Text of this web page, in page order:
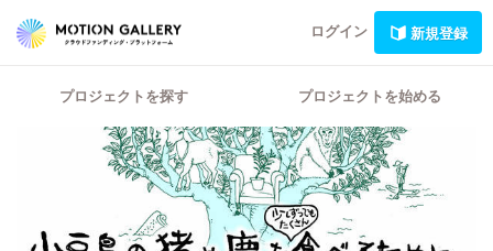
ログイン 新規登録
プロジェクトを探す プロジェクトを始める